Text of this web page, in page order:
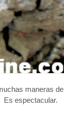
maneras de
Es espectacular.